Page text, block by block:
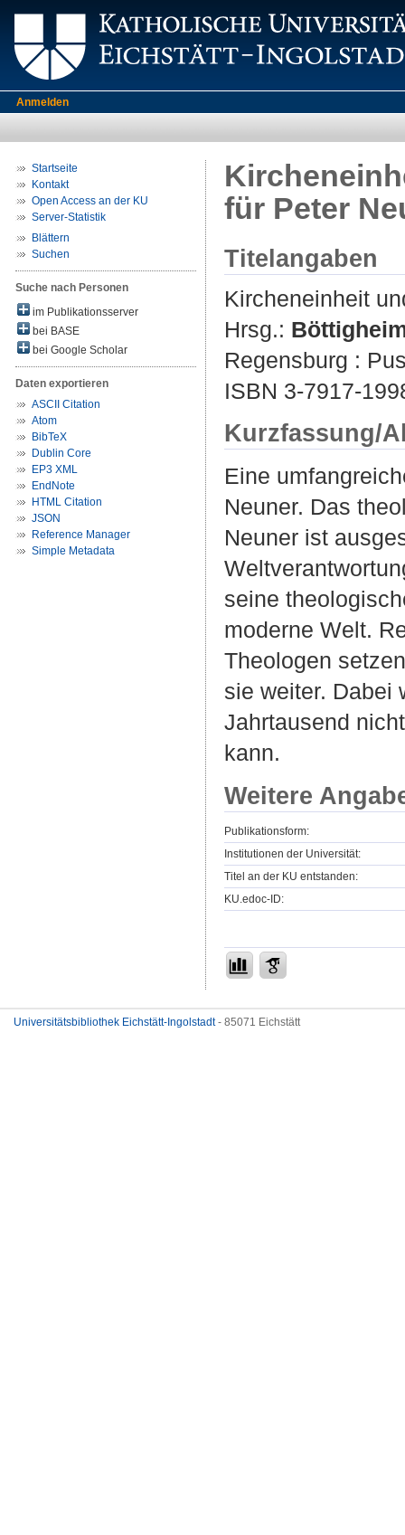
Anmelden
Startseite
Kontakt
Open Access an der KU
Server-Statistik
Blättern
Suchen
Suche nach Personen
im Publikationsserver
bei BASE
bei Google Scholar
Daten exportieren
ASCII Citation
Atom
BibTeX
Dublin Core
EP3 XML
EndNote
HTML Citation
JSON
Reference Manager
Simple Metadata
für Peter
Titelangaben
Kircheneinheit
Hrsg.:
Regensburg :
ISBN 3-7917-
Kurzfassung/
Eine
Neuner. Das
Neuner ist
seine
moderne Welt.
Theologen
sie weiter. Dabei
Jahrtausend
kann.
Weitere
Publikationsform:
Institutionen der Universität:
Titel an der KU entstanden:
KU.edoc-ID:
Universitätsbibliothek Eichstätt-Ingolstadt- 85071 Eichstätt